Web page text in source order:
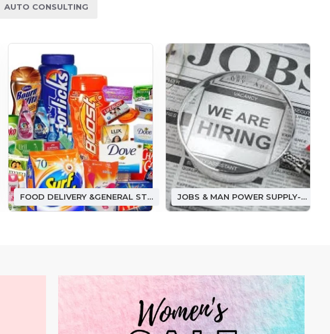
AUTO CONSULTING
FOOD DELIVERY &GENERAL STORE ఫుడ్ డెలివరీ &(జనరల్ స్టోర్) JOBS & MAN POWER SUPPLY-జాబ్ అండ్ మ్యాన్ పవర్ సప్లై